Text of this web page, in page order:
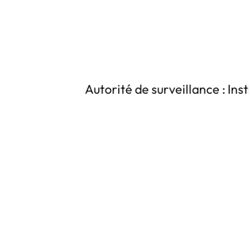
Autorité de surveillance :